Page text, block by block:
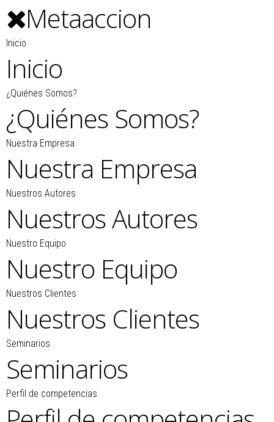
Metaaccion
Inicio
Inicio
¿Quiénes Somos?
¿Quiénes Somos?
Nuestra Empresa
Nuestra Empresa
Nuestros Autores
Nuestros Autores
Nuestro Equipo
Nuestro Equipo
Nuestros Clientes
Nuestros Clientes
Seminarios
Seminarios
Perfil de competencias